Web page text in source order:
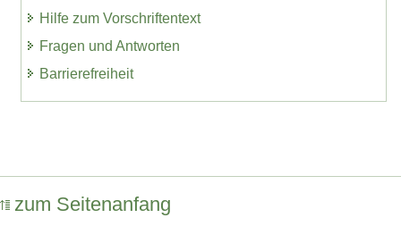
Hilfe zum Vorschriftentext
Fragen und Antworten
Barrierefreiheit
zum Seitenanfang